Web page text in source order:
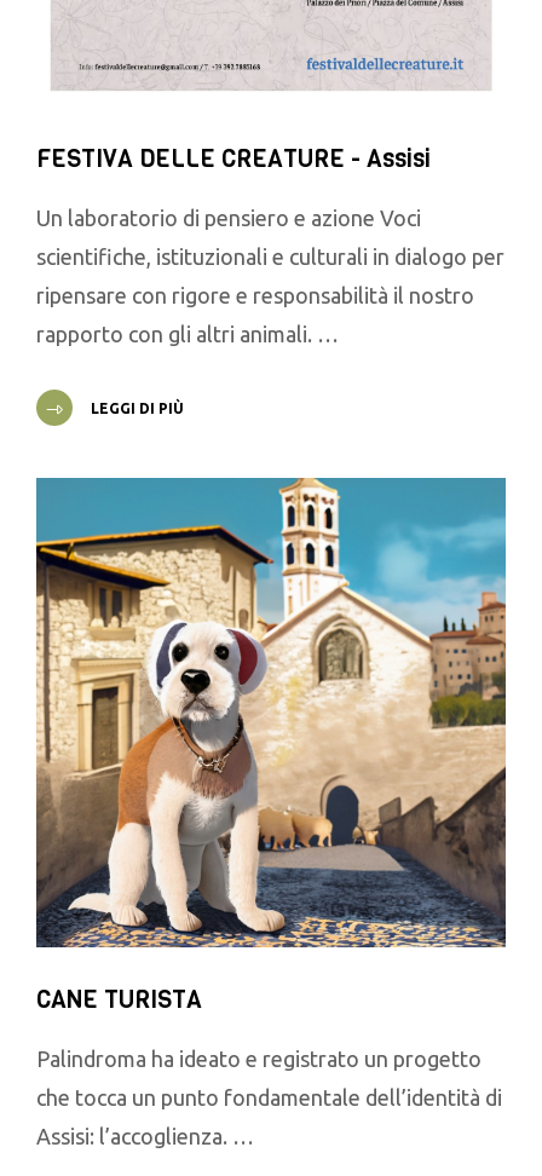
FESTIVA DELLE CREATURE - Assisi
Un laboratorio di pensiero e azione Voci
scientifiche, istituzionali e culturali in dialogo per
ripensare con rigore e responsabilità il nostro
rapporto con gli altri animali. …
LEGGI DI PIÙ
CANE TURISTA
Palindroma ha ideato e registrato un progetto
che tocca un punto fondamentale dell’identità di
Assisi: l’accoglienza. …